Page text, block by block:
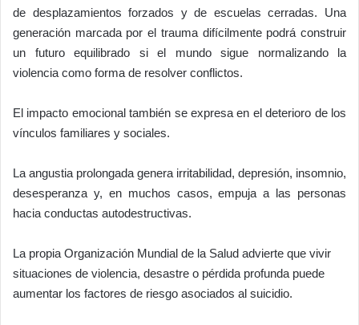
de desplazamientos forzados y de escuelas cerradas. Una
generación marcada por el trauma difícilmente podrá construir
un futuro equilibrado si el mundo sigue normalizando la
violencia como forma de resolver conflictos.
El impacto emocional también se expresa en el deterioro de los
vínculos familiares y sociales.
La angustia prolongada genera irritabilidad, depresión, insomnio,
desesperanza y, en muchos casos, empuja a las personas
hacia conductas autodestructivas.
La propia Organización Mundial de la Salud advierte que vivir
situaciones de violencia, desastre o pérdida profunda puede
aumentar los factores de riesgo asociados al suicidio.